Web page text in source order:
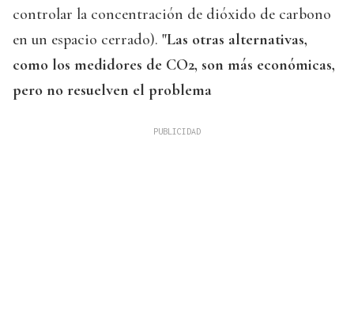
controlar la concentración de dióxido de carbono
en un espacio cerrado). "Las otras alternativas,
como los medidores de CO2, son más económicas,
pero no resuelven el problema